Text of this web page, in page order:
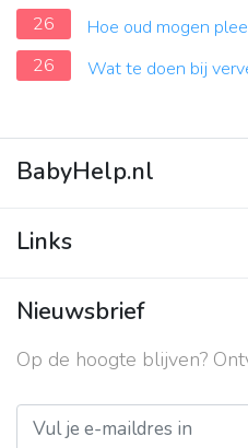
26
Hoe oud mogen
26
Wat te doen bij
BabyHelp.nl
Vraag & Antwoord
Links
Contact
Over ons
Privacy beleid
Nieuwsbrief
Op de hoogte blijven?